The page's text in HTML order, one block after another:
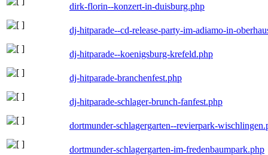
dirk-florin--konzert-in-duisburg.php
dj-hitparade--cd-release-party-im-adiamo-in-
dj-hitparade--koenigsburg-krefeld.php
dj-hitparade-branchenfest.php
dj-hitparade-schlager-brunch-fanfest.php
dortmunder-schlagergarten--revierpark-
dortmunder-schlagergarten-im-fredenbaumpark.php